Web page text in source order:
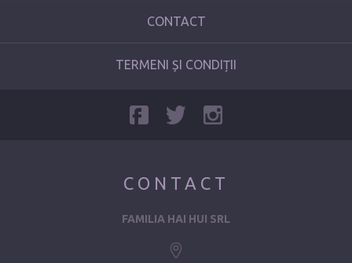
CONTACT
TERMENI ȘI CONDIȚII
CONTACT
FAMILIA HAI HUI SRL